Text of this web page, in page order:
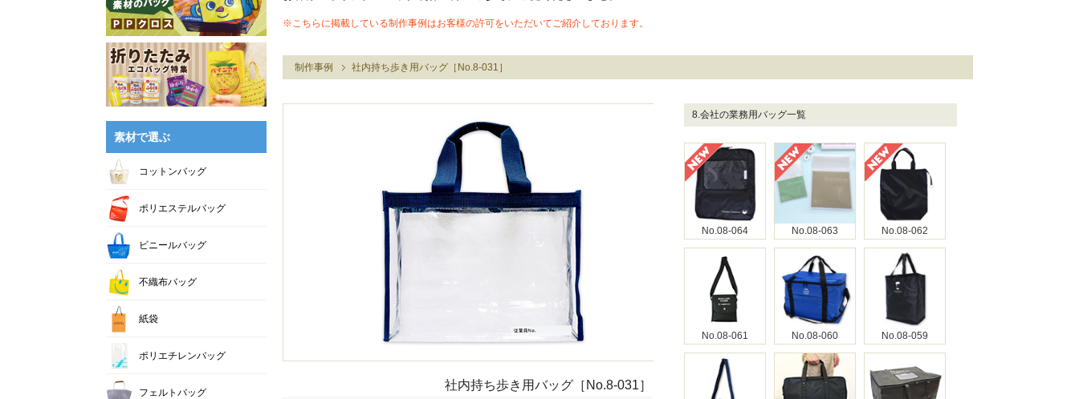
※こちらに掲載している制作事例はお客様の許可をいただいてご紹介しております。
制作事例 社内持ち歩き用バッグ［No.8-031］
社内持ち歩き用バッグ［No.8-031］
8.会社の業務用バッグ一覧
No.08-064 No.08-063 No.08-062
No.08-061 No.08-060 No.08-059
素材で選ぶ
コットンバッグ
ポリエステルバッグ
ビニールバッグ
不織布バッグ
紙袋
ポリエチレンバッグ
フェルトバッグ